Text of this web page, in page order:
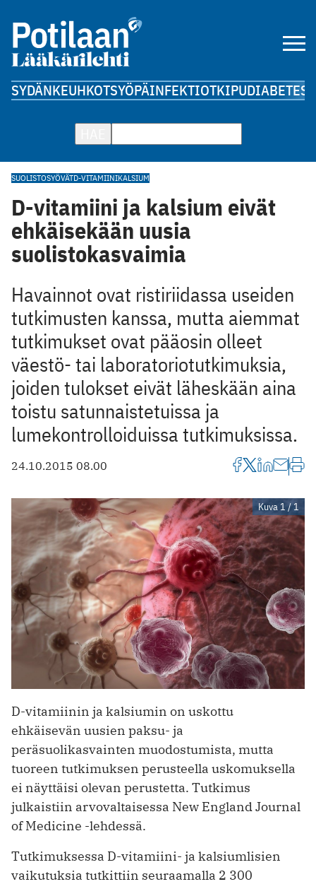
SYDÄNKEUHKOTSYÖPÄINFEKTIOTKIPUDIABETES
SUOLISTOSYÖVÄTD-VITAMIINIKALSIUM
D-vitamiini ja kalsium eivät
ehkäisekään uusia
suolistokasvaimia
Havainnot ovat ristiriidassa useiden
tutkimusten kanssa, mutta aiemmat
tutkimukset ovat pääosin olleet
väestö- tai laboratoriotutkimuksia,
joiden tulokset eivät läheskään aina
toistu satunnaistetuissa ja
lumekontrolloiduissa tutkimuksissa.
24.10.2015 08.00
Kuva 1 / 1
D-vitamiinin ja kalsiumin on uskottu
ehkäisevän uusien paksu- ja
peräsuolikasvainten muodostumista, mutta
tuoreen tutkimuksen perusteella uskomuksella
ei näyttäisi olevan perustetta. Tutkimus
julkaistiin arvovaltaisessa New England Journal
of Medicine -lehdessä.
Tutkimuksessa D-vitamiini- ja kalsiumlisien
vaikutuksia tutkittiin seuraamalla 2 300